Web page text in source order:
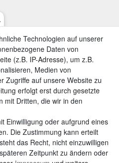
|Impressum
Technologien auf unserer
Daten von
(z.B. IP-Adresse), um z.B.
Medien von
Zugriffe auf unsere Website zu
erfolgt erst durch gesetzte
mit Dritten, die wir in den
Einwilligung oder aufgrund eines
Die Zustimmung kann erteilt
das Recht, nicht einzuwilligen
Zeitpunkt zu ändern oder